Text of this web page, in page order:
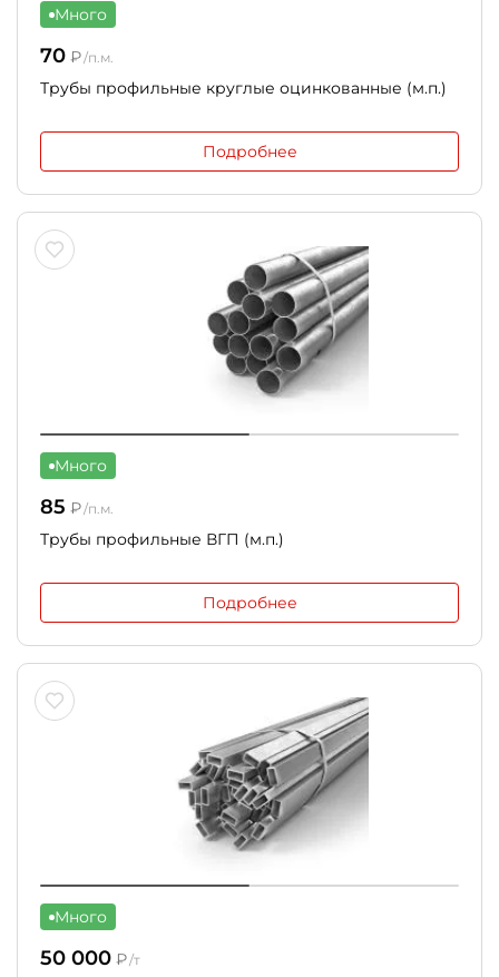
Много
70 ₽/п.м.
Трубы профильные круглые оцинкованные (м.п.)
Подробнее
Много
85 ₽/п.м.
Трубы профильные ВГП (м.п.)
Подробнее
Много
50 000 ₽/т